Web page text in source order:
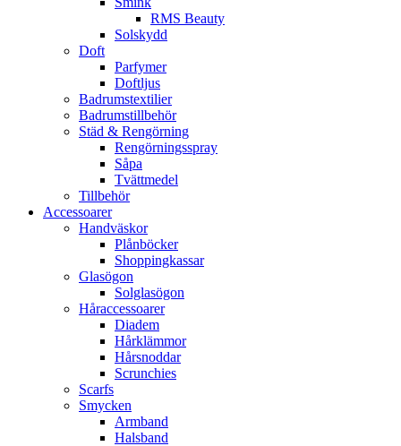
RMS Beauty
Solskydd
Doft
Parfymer
Doftljus
Badrumstextilier
Badrumstillbehör
Städ & Rengörning
Rengörningsspray
Såpa
Tvättmedel
Tillbehör
Accessoarer
Handväskor
Plånböcker
Shoppingkassar
Glasögon
Solglasögon
Håraccessoarer
Diadem
Hårklämmor
Hårsnoddar
Scrunchies
Scarfs
Smycken
Armband
Halsband